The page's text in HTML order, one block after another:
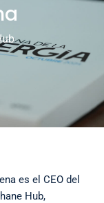
es el CEO del
Hub,